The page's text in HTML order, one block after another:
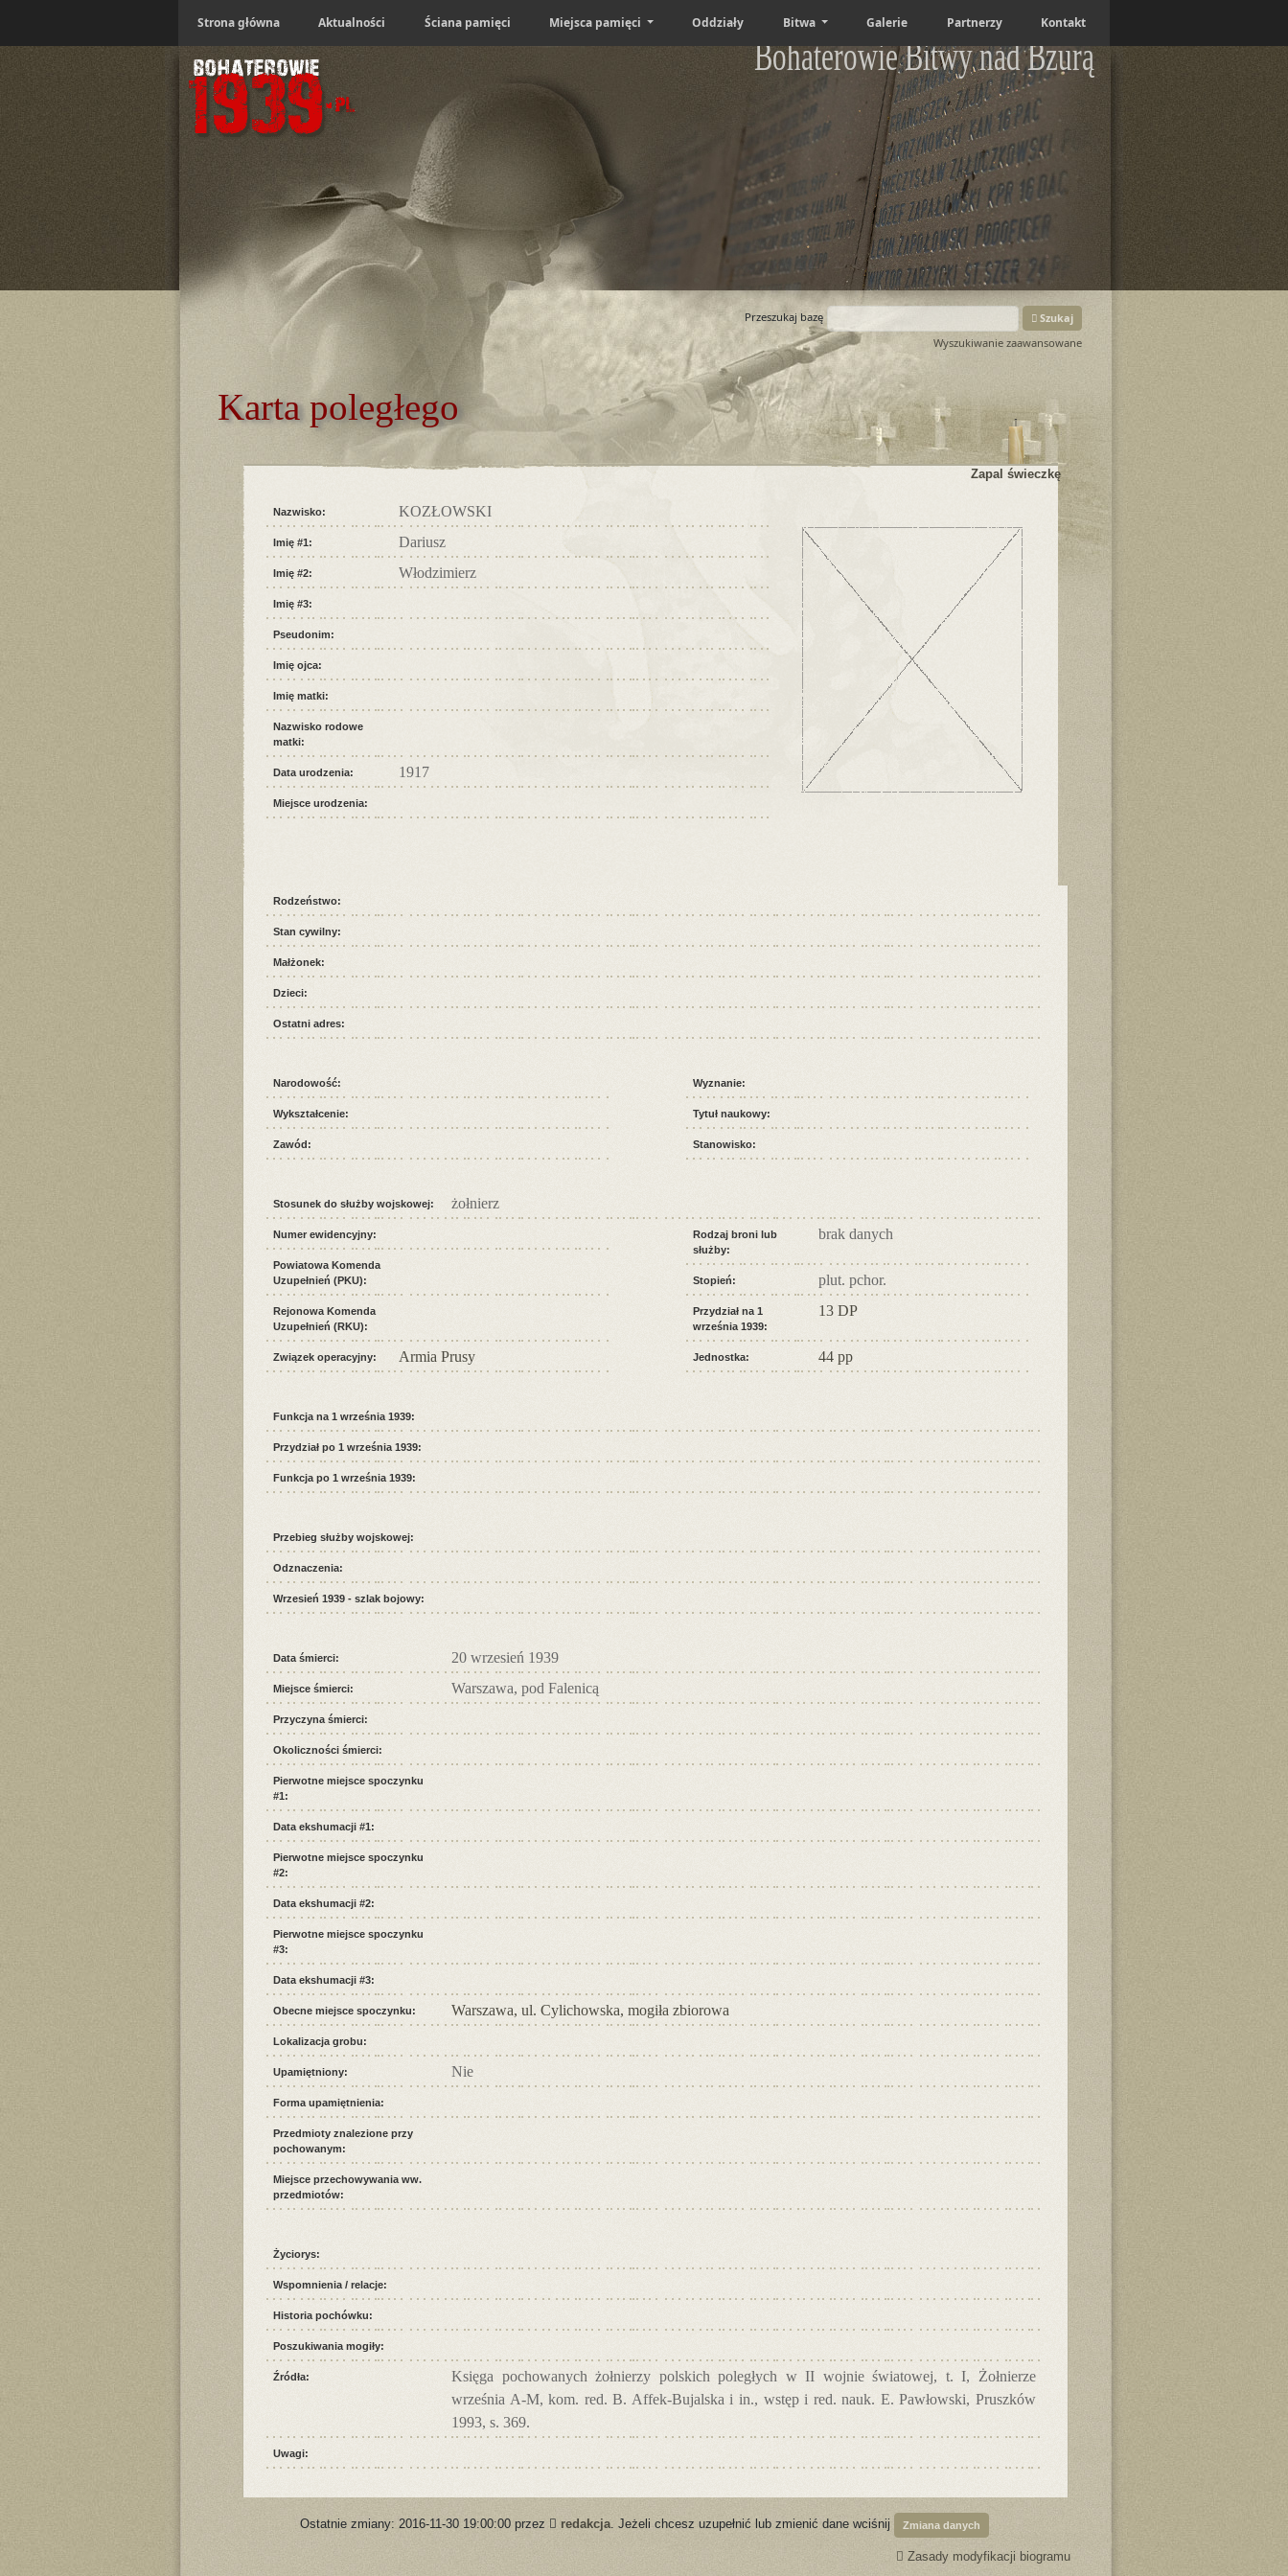
Strona główna Aktualności Ściana pamięci Miejsca pamięci Oddziały Bitwa Galerie Partnerzy Kontakt
Bohaterowie Bitwy nad Bzurą
Przeszukaj bazę
Szukaj
Wyszukiwanie zaawansowane
Karta poległego
Zapal świeczkę
Nazwisko: KOZŁOWSKI
Imię #1: Dariusz
Imię #2: Włodzimierz
Imię #3:
Pseudonim:
Imię ojca:
Imię matki:
Nazwisko rodowe
matki:
Data urodzenia: 1917
Miejsce urodzenia:
Rodzeństwo:
Stan cywilny:
Małżonek:
Dzieci:
Ostatni adres:
Narodowość:
Wykształcenie:
Zawód:
Wyznanie:
Tytuł naukowy:
Stanowisko:
Stosunek do służby wojskowej: żołnierz
Numer ewidencyjny:
Powiatowa Komenda
Uzupełnień (PKU):
Rejonowa Komenda
Uzupełnień (RKU):
Związek operacyjny: Armia Prusy
Rodzaj broni lub
służby:
brak danych
Stopień: plut. pchor.
Przydział na 1
września 1939:
13 DP
Jednostka: 44 pp
Funkcja na 1 września 1939:
Przydział po 1 września 1939:
Funkcja po 1 września 1939:
Przebieg służby wojskowej:
Odznaczenia:
Wrzesień 1939 - szlak bojowy:
Data śmierci: 20 wrzesień 1939
Miejsce śmierci: Warszawa, pod Falenicą
Przyczyna śmierci:
Okoliczności śmierci:
Pierwotne miejsce spoczynku
#1:
Data ekshumacji #1:
Pierwotne miejsce spoczynku
#2:
Data ekshumacji #2:
Pierwotne miejsce spoczynku
#3:
Data ekshumacji #3:
Obecne miejsce spoczynku: Warszawa, ul. Cylichowska, mogiła zbiorowa
Lokalizacja grobu:
Upamiętniony: Nie
Forma upamiętnienia:
Przedmioty znalezione przy
pochowanym:
Miejsce przechowywania ww.
przedmiotów:
Życiorys:
Wspomnienia / relacje:
Historia pochówku:
Poszukiwania mogiły:
Źródła:
Księga pochowanych żołnierzy polskich poległych w II wojnie światowej, t. I, Żołnierze
września A-M, kom. red. B. Affek-Bujalska i in., wstęp i red. nauk. E. Pawłowski, Pruszków
1993, s. 369.
Uwagi:
Ostatnie zmiany: 2016-11-30 19:00:00 przez redakcja. Jeżeli chcesz uzupełnić lub zmienić dane wciśnij Zmiana danych
Zasady modyfikacji biogramu